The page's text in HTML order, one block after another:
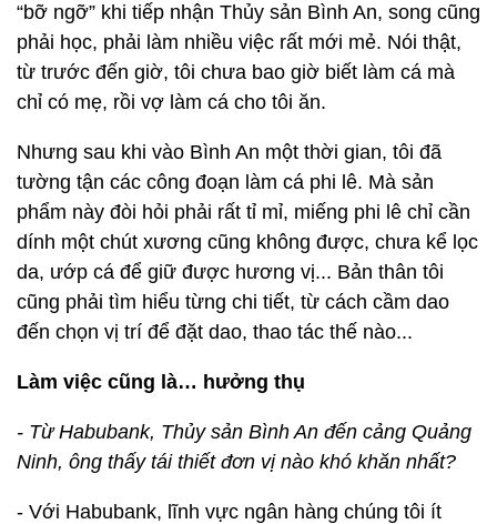
“bỡ ngỡ” khi tiếp nhận Thủy sản Bình An, song cũng
phải học, phải làm nhiều việc rất mới mẻ. Nói thật,
từ trước đến giờ, tôi chưa bao giờ biết làm cá mà
chỉ có mẹ, rồi vợ làm cá cho tôi ăn.
Nhưng sau khi vào Bình An một thời gian, tôi đã
tường tận các công đoạn làm cá phi lê. Mà sản
phẩm này đòi hỏi phải rất tỉ mỉ, miếng phi lê chỉ cần
dính một chút xương cũng không được, chưa kể lọc
da, ướp cá để giữ được hương vị... Bản thân tôi
cũng phải tìm hiểu từng chi tiết, từ cách cầm dao
đến chọn vị trí để đặt dao, thao tác thế nào...
Làm việc cũng là… hưởng thụ
- Từ Habubank, Thủy sản Bình An đến cảng Quảng
Ninh, ông thấy tái thiết đơn vị nào khó khăn nhất?
- Với Habubank, lĩnh vực ngân hàng chúng tôi ít